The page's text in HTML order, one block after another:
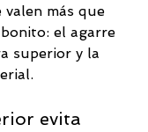
más que
el agarre
superior y la
evita